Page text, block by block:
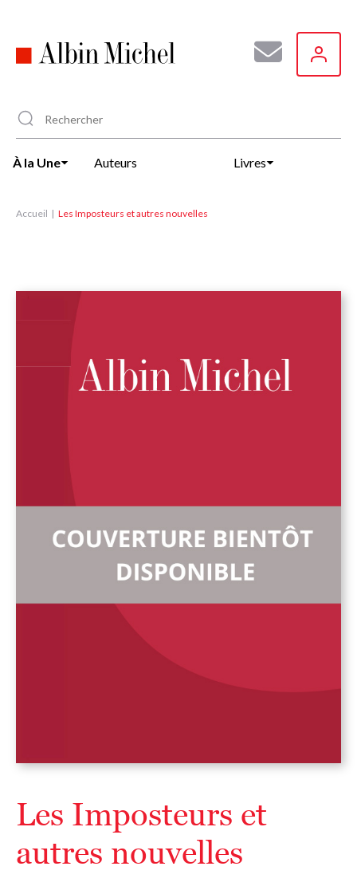
principal
À la Une Auteurs Livres
Accueil Les Imposteurs et autres nouvelles
Les Imposteurs et
autres nouvelles